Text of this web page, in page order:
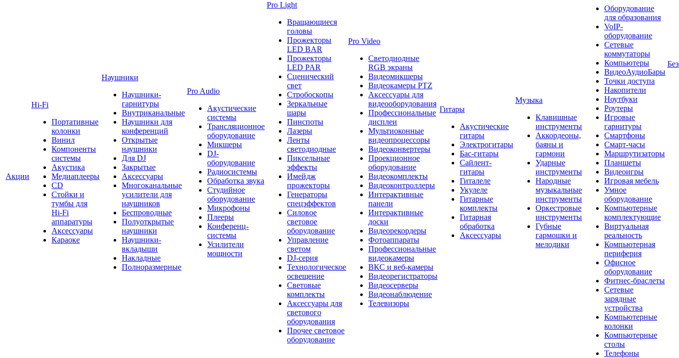
Акции
Hi-Fi
Портативные
колонки
Винил
Компоненты
системы
Акустика
Медиаплееры
CD
Стойки и
тумбы для
Hi-Fi
аппаратуры
Аксессуары
Караоке
Наушники
Наушники-
гарнитуры
Внутриканальные
Наушники для
конференций
Открытые
наушники
Для DJ
Закрытые
Аксессуары
Многоканальные
усилители для
наушников
Беспроводные
Полуоткрытые
наушники
Наушники-
вкладыши
Накладные
Полноразмерные
Pro Audio
Акустические
системы
Трансляционное
оборудование
Микшеры
DJ-
оборудование
Радиосистемы
Обработка звука
Студийное
оборудование
Микрофоны
Плееры
Конференц-
системы
Усилители
мощности
Pro Light
Вращающиеся
головы
Прожекторы
LED BAR
Прожекторы
LED PAR
Сценический
свет
Стробоскопы
Зеркальные
шары
Пинспоты
Лазеры
Ленты
светодиодные
Пиксельные
эффекты
Имейдж
прожекторы
Генераторы
спецэффектов
Силовое
световое
оборудование
Управление
светом
DJ-серия
Технологическое
освещение
Световые
комплекты
Аксессуары для
светового
оборудования
Прочее световое
оборудование
Pro Video
Светодиодные
RGB экраны
Видеомикшеры
Видеокамеры PTZ
Аксессуары для
видеооборудования
Профессиональные
дисплеи
Мультиоконные
видеопроцессоры
Видеоконвертеры
Проекционное
оборудование
Видеокомплекты
Видеоконтроллеры
Интерактивные
панели
Интерактивные
доски
Видеорекордеры
Фотоаппараты
Профессиональные
видеокамеры
ВКС и веб-камеры
Видеорегистраторы
Видеосерверы
Видеонаблюдение
Телевизоры
Гитары
Акустические
гитары
Электрогитары
Бас-гитары
Сайлент-
гитары
Гиталеле
Укулеле
Гитарные
комплекты
Гитарная
обработка
Аксессуары
Музыка
Клавишные
инструменты
Аккордеоны,
баяны и
гармони
Ударные
инструменты
Народные
музыкальные
инструменты
Оркестровые
инструменты
Губные
гармошки и
мелодики
Оборудование
для образования
VoIP-
оборудование
Сетевые
коммутаторы
Компьютеры
ВидеоАудиоБары
Точки доступа
Накопители
Ноутбуки
Роутеры
Игровые
гарнитуры
Смартфоны
Смарт-часы
Маршрутизаторы
Планшеты
Видеоигры
Игровая мебель
Умное
оборудование
Компьютерные
комплектующие
Виртуальная
реальность
Компьютерная
периферия
Офисное
оборудование
Фитнес-браслеты
Сетевые
зарядные
устройства
Компьютерные
колонки
Компьютерные
столы
Телефоны